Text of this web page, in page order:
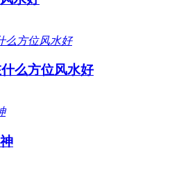
么方位风水好